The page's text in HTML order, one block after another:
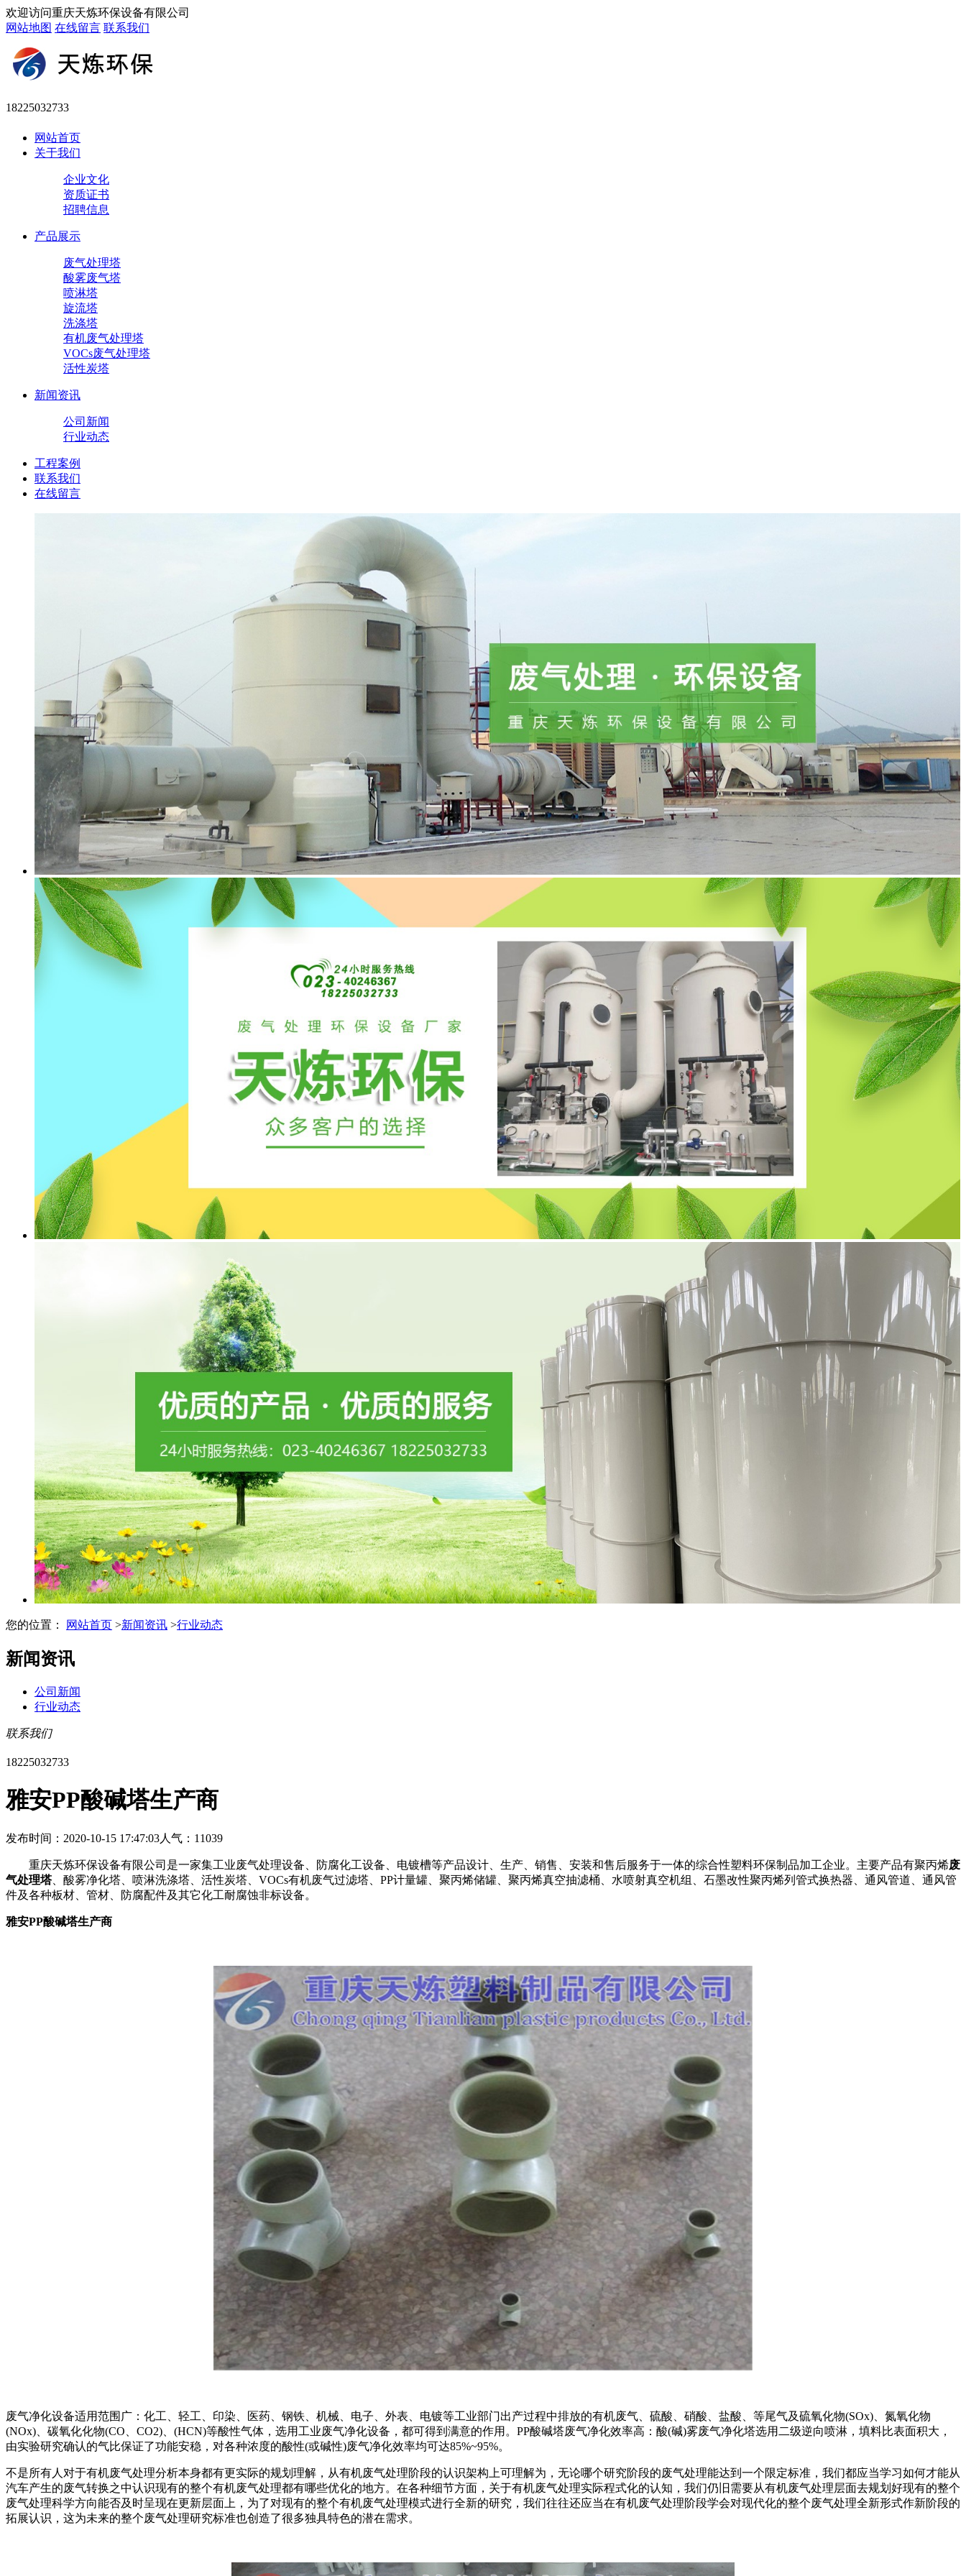
欢迎访问重庆天炼环保设备有限公司
网站地图 在线留言 联系我们
18225032733
网站首页
关于我们
企业文化
资质证书
招聘信息
产品展示
废气处理塔
酸雾废气塔
喷淋塔
旋流塔
洗涤塔
有机废气处理塔
VOCs废气处理塔
活性炭塔
新闻资讯
公司新闻
行业动态
工程案例
联系我们
在线留言
您的位置： 网站首页 >新闻资讯 >行业动态
新闻资讯
公司新闻
行业动态
联系我们
18225032733
雅安PP酸碱塔生产商
发布时间：2020-10-15 17:47:03人气：11039
重庆天炼环保设备有限公司是一家集工业废气处理设备、防腐化工设备、电镀槽等产品设计、生产、销售、安装和售后服务于一体的综合性塑料环保制品加工企业。主要产品有聚丙烯废
气处理塔、酸雾净化塔、喷淋洗涤塔、活性炭塔、VOCs有机废气过滤塔、PP计量罐、聚丙烯储罐、聚丙烯真空抽滤桶、水喷射真空机组、石墨改性聚丙烯列管式换热器、通风管道、通风管
件及各种板材、管材、防腐配件及其它化工耐腐蚀非标设备。
雅安PP酸碱塔生产商
废气净化设备适用范围广：化工、轻工、印染、医药、钢铁、机械、电子、外表、电镀等工业部门出产过程中排放的有机废气、硫酸、硝酸、盐酸、等尾气及硫氧化物(SOx)、氮氧化物
(NOx)、碳氧化化物(CO、CO2)、(HCN)等酸性气体，选用工业废气净化设备，都可得到满意的作用。PP酸碱塔废气净化效率高：酸(碱)雾废气净化塔选用二级逆向喷淋，填料比表面积大，
由实验研究确认的气比保证了功能安稳，对各种浓度的酸性(或碱性)废气净化效率均可达85%~95%。
不是所有人对于有机废气处理分析本身都有更实际的规划理解，从有机废气处理阶段的认识架构上可理解为，无论哪个研究阶段的废气处理能达到一个限定标准，我们都应当学习如何才能从
汽车产生的废气转换之中认识现有的整个有机废气处理都有哪些优化的地方。在各种细节方面，关于有机废气处理实际程式化的认知，我们仍旧需要从有机废气处理层面去规划好现有的整个
废气处理科学方向能否及时呈现在更新层面上，为了对现有的整个有机废气处理模式进行全新的研究，我们往往还应当在有机废气处理阶段学会对现代化的整个废气处理全新形式作新阶段的
拓展认识，这为未来的整个废气处理研究标准也创造了很多独具特色的潜在需求。